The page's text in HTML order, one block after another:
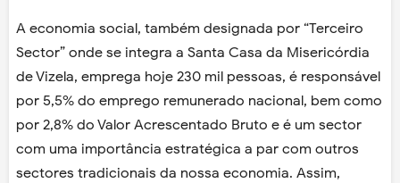
A economia social, também designada por “Terceiro
Sector” onde se integra a Santa Casa da Misericórdia
de Vizela, emprega hoje 230 mil pessoas, é responsável
por 5,5% do emprego remunerado nacional, bem como
por 2,8% do Valor Acrescentado Bruto e é um sector
com uma importância estratégica a par com outros
sectores tradicionais da nossa economia. Assim,